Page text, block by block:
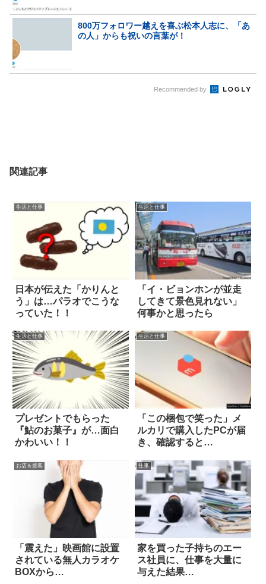
800万フォロワー越えを喜ぶ松本人志に、「あ
の人」からも祝いの言葉が！
Recommended by
関連記事
生活と仕事
日本が伝えた「かりんと
う」は…パラオでこうな
っていた！！
生活と仕事
「イ・ビョンホンが並走
してきて景色見れない」
何事かと思ったら
生活と仕事
プレゼントでもらった
『鮎のお菓子』が…面白
かわいい！！
生活と仕事
「この梱包で笑った」メ
ルカリで購入したPCが届
き、確認すると…
お店＆接客
「震えた」映画館に設置
されている無人カラオケ
BOXから…
仕事
家を買った子持ちのエー
ス社員に、仕事を大量に
与えた結果…